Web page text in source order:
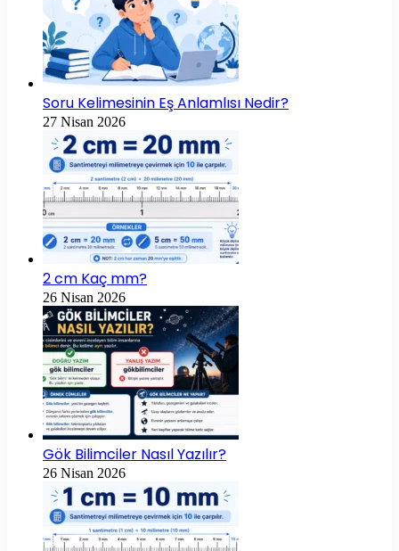
Soru Kelimesinin Eş Anlamlısı Nedir?
27 Nisan 2026
2 cm Kaç mm?
26 Nisan 2026
Gök Bilimciler Nasıl Yazılır?
26 Nisan 2026